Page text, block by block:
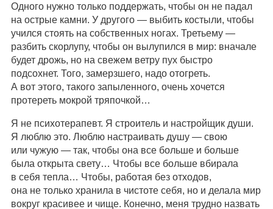
Одного нужно только поддержать, чтобы он не падал
на острые камни. У другого — выбить костыли, чтобы
учился стоять на собственных ногах. Третьему —
разбить скорлупу, чтобы он вылупился в мир: вначале
будет дрожь, но на свежем ветру пух быстро
подсохнет. Того, замерзшего, надо отогреть.
А вот этого, такого запыленного, очень хочется
протереть мокрой тряпочкой…
Я не психотерапевт. Я строитель и настройщик души.
Я люблю это. Люблю настраивать душу — свою
или чужую — так, чтобы она все больше и больше
была открыта свету… Чтобы все больше вбирала
в себя тепла… Чтобы, работая без отходов,
она не только хранила в чистоте себя, но и делала мир
вокруг красивее и чище. Конечно, меня трудно назвать